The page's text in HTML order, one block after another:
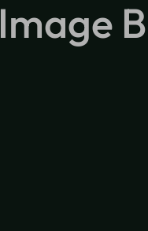
Image